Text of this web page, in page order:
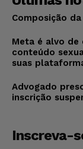
Composição
Meta é alvo de
conteúdo
suas
Advogado
inscrição
Inscreva-